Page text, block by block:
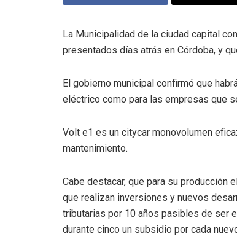
La Municipalidad de la ciudad capital
presentados días atrás en Córdoba, y
El gobierno municipal confirmó que
eléctrico como para las empresas que
Volt e1 es un citycar monovolumen
mantenimiento.
Cabe destacar, que para su producción
que realizan inversiones y nuevos
tributarias por 10 años pasibles de ser
durante cinco un subsidio por cada